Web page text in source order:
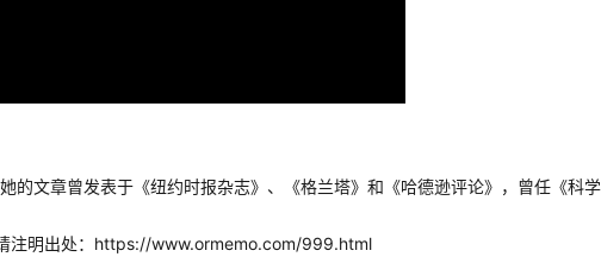
的文章曾发表于《纽约时报杂志》、《格兰塔》和《哈德逊评论》，曾任《科
注明出处：https://www.ormemo.com/999.html